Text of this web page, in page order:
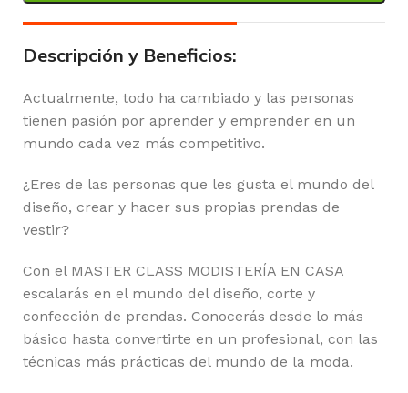
Descripción y Beneficios:
Actualmente, todo ha cambiado y las personas
tienen pasión por aprender y emprender en un
mundo cada vez más competitivo.
¿Eres de las personas que les gusta el mundo del
diseño, crear y hacer sus propias prendas de
vestir?
Con el MASTER CLASS MODISTERÍA EN CASA
escalarás en el mundo del diseño, corte y
confección de prendas. Conocerás desde lo más
básico hasta convertirte en un profesional, con las
técnicas más prácticas del mundo de la moda.